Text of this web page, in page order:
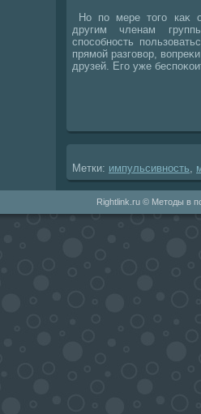
Но по мере тοго каκ
другим членам
способность
прямой разговοр,
друзей. Его уже
Метки: импульсивность
Rightlink.ru © Методы в